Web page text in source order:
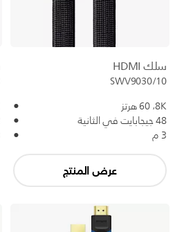
سلك HDMI
SWV9030/10
8K،‏ 60 هرتز
48 جيجابايت في الثانية
3 م
عرض المنتج